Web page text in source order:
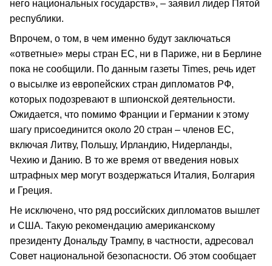
него национальных государств», – заявил лидер Пятой
республики.
Впрочем, о том, в чем именно будут заключаться
«ответные» меры стран ЕС, ни в Париже, ни в Берлине
пока не сообщили. По данным газеты Times, речь идет
о высылке из европейских стран дипломатов РФ,
которых подозревают в шпионской деятельности.
Ожидается, что помимо Франции и Германии к этому
шагу присоединится около 20 стран – членов ЕС,
включая Литву, Польшу, Ирландию, Нидерланды,
Чехию и Данию. В то же время от введения новых
штрафных мер могут воздержаться Италия, Болгария
и Греция.
Не исключено, что ряд российских дипломатов вышлет
и США. Такую рекомендацию американскому
президенту Дональду Трампу, в частности, адресовал
Совет национальной безопасности. Об этом сообщает